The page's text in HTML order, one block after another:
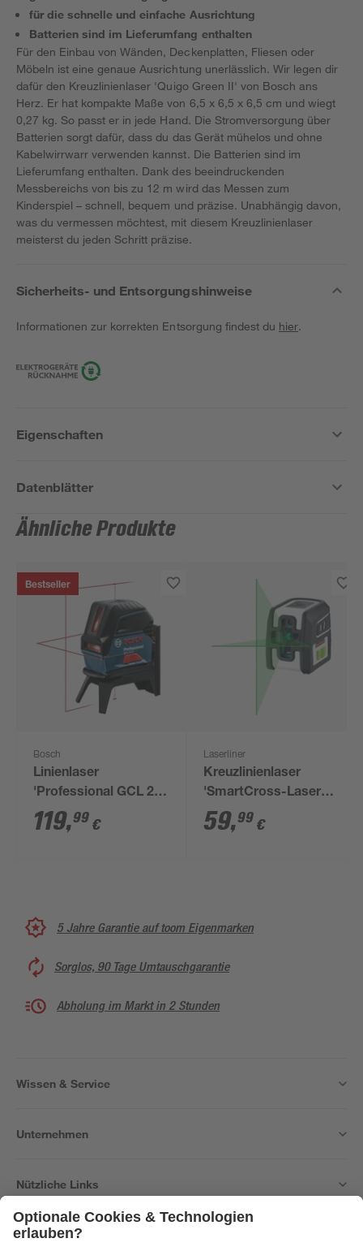
für die schnelle und einfache Ausrichtung
Batterien sind im Lieferumfang enthalten
Für den Einbau von Wänden, Deckenplatten, Fliesen oder
Möbeln ist eine genaue Ausrichtung unerlässlich. Wir legen dir
dafür den Kreuzlinienlaser 'Quigo Green II' von Bosch ans
Herz. Er hat kompakte Maße von 6,5 x 6,5 x 6,5 cm und wiegt
0,27 kg. So passt er in jede Hand. Die Stromversorgung über
Batterien sorgt dafür, dass du das Gerät mühelos und ohne
Kabelwirrwarr verwenden kannst. Die Batterien sind im
Lieferumfang enthalten. Dank des beeindruckenden
Messbereichs von bis zu 12 m wird das Messen zum
Kinderspiel – schnell, bequem und präzise. Unabhängig davon,
was du vermessen möchtest, mit diesem Kreuzlinienlaser
meisterst du jeden Schritt präzise.
Sicherheits- und Entsorgungshinweise
Informationen zur korrekten Entsorgung findest du hier.
Eigenschaften
Datenblätter
Ähnliche Produkte
Bestseller
Bosch
Linienlaser
'Professional GCL 2-
15'
119,99 €
Laserliner
Kreuzlinienlaser
'SmartCross-Laser
GX'
59,99 €
5 Jahre Garantie auf toom Eigenmarken
Sorglos, 90 Tage Umtauschgarantie
Abholung im Markt in 2 Stunden
Wissen & Service
Unternehmen
Nützliche Links